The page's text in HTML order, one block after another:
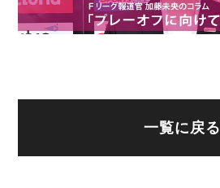
個人ランキング｜シュート成功率
個人ランキング｜第2PK
アリーナ情報
ヴォスクオーレ仙台
アグレミーナ浜松
デウソン神戸
リーグ統計データ
DIVISION02
一覧に戻る